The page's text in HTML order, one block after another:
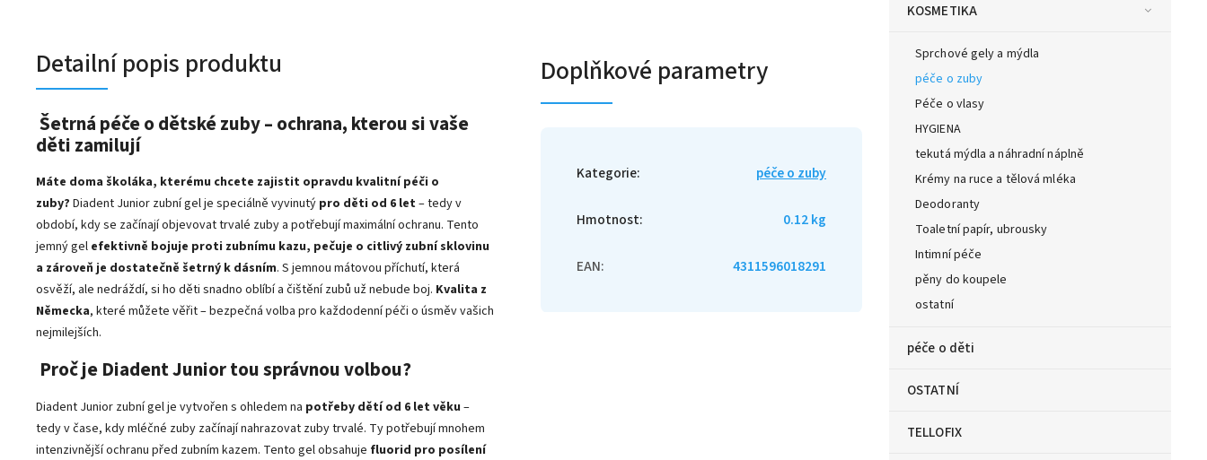
KOSMETIKA
Sprchové gely a mýdla
péče o zuby
Péče o vlasy
HYGIENA
tekutá mýdla a náhradní náplně
Krémy na ruce a tělová mléka
Deodoranty
Toaletní papír, ubrousky
Intimní péče
pěny do koupele
ostatní
péče o děti
OSTATNÍ
TELLOFIX
Detailní popis produktu
Šetrná péče o dětské zuby – ochrana, kterou si vaše
děti zamilují
Máte doma školáka, kterému chcete zajistit opravdu kvalitní péči o
zuby? Diadent Junior zubní gel je speciálně vyvinutý pro děti od 6 let– tedy v
období, kdy se začínají objevovat trvalé zuby a potřebují maximální ochranu. Tento
jemný gel efektivně bojuje proti zubnímu kazu, pečuje o citlivý zubní sklovinu
a zároveň je dostatečně šetrný k dásním. S jemnou mátovou příchutí, která
osvěží, ale nedráždí, si ho děti snadno oblíbí a čištění zubů už nebude boj. Kvalita z
Německa, které můžete věřit – bezpečná volba pro každodenní péči o úsměv vašich
nejmilejších.
Proč je Diadent Junior tou správnou volbou?
Diadent Junior zubní gel je vytvořen s ohledem na potřeby dětí od 6 let věku –
tedy v čase, kdy mléčné zuby začínají nahrazovat zuby trvalé. Ty potřebují mnohem
intenzivnější ochranu před zubním kazem. Tento gel obsahuje fluorid pro posílení
Doplňkové parametry
Kategorie: péče o zuby
Hmotnost: 0.12 kg
EAN: 4311596018291